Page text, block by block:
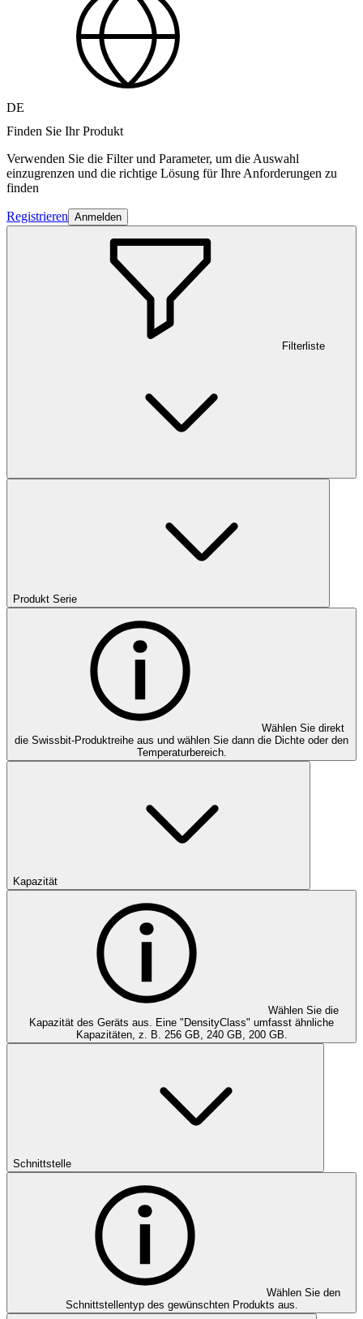
DE
Finden Sie Ihr Produkt
Verwenden Sie die Filter und Parameter, um die Auswahl
einzugrenzen und die richtige Lösung für Ihre Anforderungen zu
finden
Registrieren Anmelden
Filterliste
Produkt Serie
Wählen Sie direkt
die Swissbit-Produktreihe aus und wählen Sie dann die Dichte oder den
Temperaturbereich.
Kapazität
Wählen Sie die
Kapazität des Geräts aus. Eine "DensityClass" umfasst ähnliche
Kapazitäten, z. B. 256 GB, 240 GB, 200 GB.
Schnittstelle
Wählen Sie den
Schnittstellentyp des gewünschten Produkts aus.